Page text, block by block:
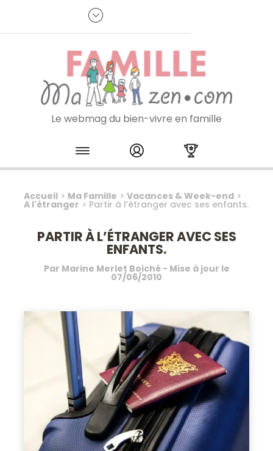
Je m'inscris à la newsletter
Le webmag du bien-vivre en famille
Skip to content
Accueil > Ma Famille >Vacances & Week-end >
A l'étranger > Partir à l’étranger avec ses enfants.
PARTIR À L’ÉTRANGER AVEC SES
ENFANTS.
Par Marine Merlet Boiché- Mise à jour le
07/06/2010
Panneau de gestion des cookies